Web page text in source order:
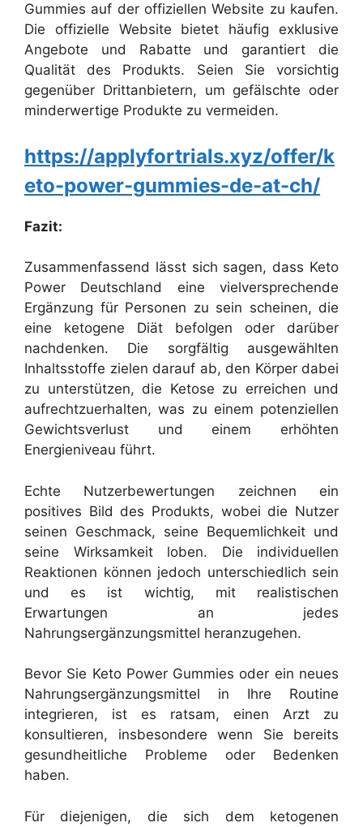
Gummies auf der offiziellen Website zu kaufen.
Die offizielle Website bietet häufig exklusive
Angebote und Rabatte und garantiert die
Qualität des Produkts. Seien Sie vorsichtig
gegenüber Drittanbietern, um gefälschte oder
minderwertige Produkte zu vermeiden.
https://applyfortrials.xyz/offer/k
eto-power-gummies-de-at-ch/
Fazit:
Zusammenfassend lässt sich sagen, dass Keto
Power Deutschland eine vielversprechende
Ergänzung für Personen zu sein scheinen, die
eine ketogene Diät befolgen oder darüber
nachdenken. Die sorgfältig ausgewählten
Inhaltsstoffe zielen darauf ab, den Körper dabei
zu unterstützen, die Ketose zu erreichen und
aufrechtzuerhalten, was zu einem potenziellen
Gewichtsverlust und einem erhöhten
Energieniveau führt.
Echte Nutzerbewertungen zeichnen ein
positives Bild des Produkts, wobei die Nutzer
seinen Geschmack, seine Bequemlichkeit und
seine Wirksamkeit loben. Die individuellen
Reaktionen können jedoch unterschiedlich sein
und es ist wichtig, mit realistischen
Erwartungen an jedes
Nahrungsergänzungsmittel heranzugehen.
Bevor Sie Keto Power Gummies oder ein neues
Nahrungsergänzungsmittel in Ihre Routine
integrieren, ist es ratsam, einen Arzt zu
konsultieren, insbesondere wenn Sie bereits
gesundheitliche Probleme oder Bedenken
haben.
Für diejenigen, die sich dem ketogenen